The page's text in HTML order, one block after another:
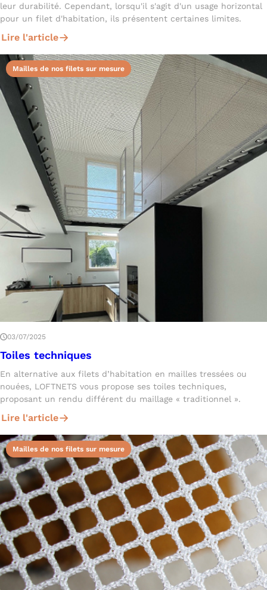
leur durabilité. Cependant, lorsqu'il s'agit d'un usage horizontal
pour un filet d'habitation, ils présentent certaines limites.
Lire l'article
Mailles de nos filets sur mesure
03/07/2025
Toiles techniques
En alternative aux filets d’habitation en mailles tressées ou
nouées, LOFTNETS vous propose ses toiles techniques,
proposant un rendu différent du maillage « traditionnel ».
Lire l'article
Mailles de nos filets sur mesure